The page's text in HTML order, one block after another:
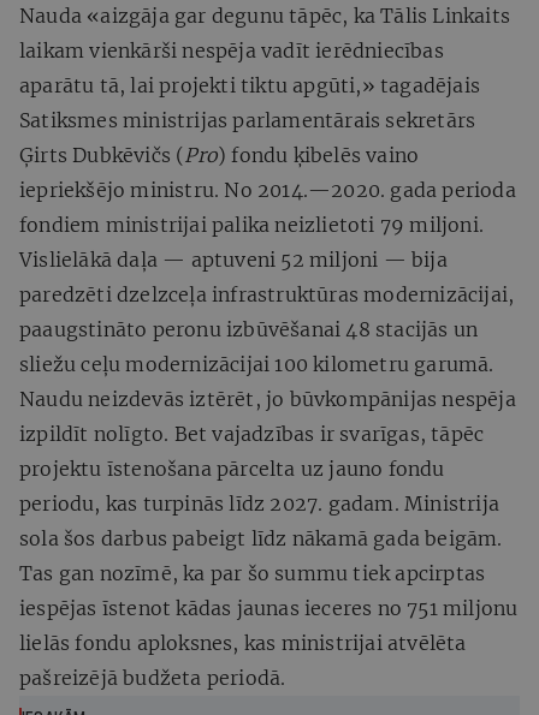
Nauda «aizgāja gar degunu tāpēc, ka Tālis Linkaits
laikam vienkārši nespēja vadīt ierēdniecības
aparātu tā, lai projekti tiktu apgūti,» tagadējais
Satiksmes ministrijas parlamentārais sekretārs
Ģirts Dubkēvičs (Pro) fondu ķibelēs vaino
iepriekšējo ministru. No 2014.—2020. gada perioda
fondiem ministrijai palika neizlietoti 79 miljoni.
Vislielākā daļa — aptuveni 52 miljoni — bija
paredzēti dzelzceļa infrastruktūras modernizācijai,
paaugstināto peronu izbūvēšanai 48 stacijās un
sliežu ceļu modernizācijai 100 kilometru garumā.
Naudu neizdevās iztērēt, jo būvkompānijas nespēja
izpildīt nolīgto. Bet vajadzības ir svarīgas, tāpēc
projektu īstenošana pārcelta uz jauno fondu
periodu, kas turpinās līdz 2027. gadam. Ministrija
sola šos darbus pabeigt līdz nākamā gada beigām.
Tas gan nozīmē, ka par šo summu tiek apcirptas
iespējas īstenot kādas jaunas ieceres no 751 miljonu
lielās fondu aploksnes, kas ministrijai atvēlēta
pašreizējā budžeta periodā.